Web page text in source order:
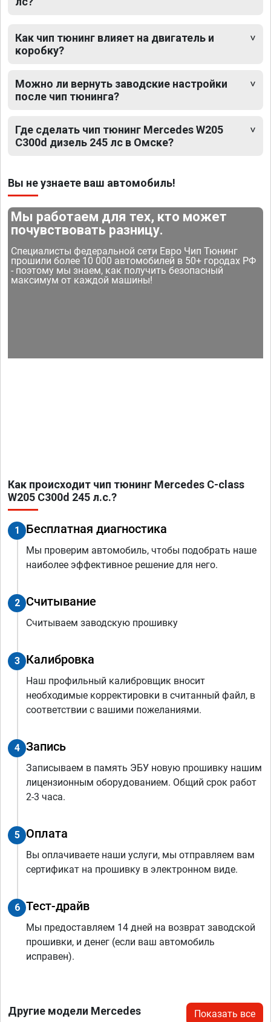
Как чип тюнинг влияет на двигатель и
коробку?
Можно ли вернуть заводские настройки
после чип тюнинга?
Где сделать чип тюнинг Mercedes W205
C300d дизель 245 лс в Омске?
Вы не узнаете ваш автомобиль!
Мы работаем для тех, кто может
почувствовать разницу.
Специалисты федеральной сети Евро Чип Тюнинг
прошили более 10 000 автомобилей в 50+ городах РФ
- поэтому мы знаем, как получить безопасный
максимум от каждой машины!
Как происходит чип тюнинг Mercedes C-class
W205 C300d 245 л.с.?
1 Бесплатная диагностика
Мы проверим автомобиль, чтобы подобрать наше
наиболее эффективное решение для него.
2 Считывание
Считываем заводскую прошивку
3 Калибровка
Наш профильный калибровщик вносит
необходимые корректировки в считанный файл, в
соответствии с вашими пожеланиями.
4 Запись
Записываем в память ЭБУ новую прошивку нашим
лицензионным оборудованием. Общий срок работ
2-3 часа.
5 Оплата
Вы оплачиваете наши услуги, мы отправляем вам
сертификат на прошивку в электронном виде.
6 Тест-драйв
Мы предоставляем 14 дней на возврат заводской
прошивки, и денег (если ваш автомобиль
исправен).
Другие модели Mercedes Показать все